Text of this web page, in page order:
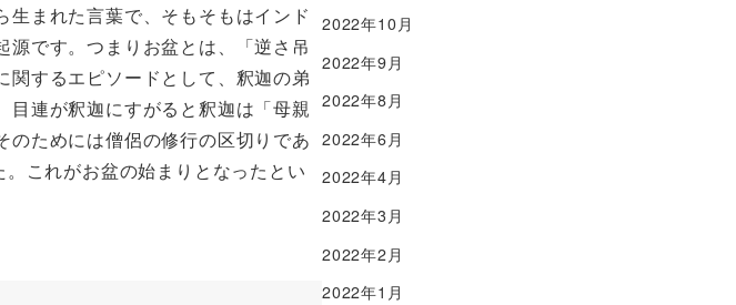
まれた言葉で、そもそもはインド
です。つまりお盆とは、「逆さ吊
関するエピソードとして、釈迦の弟
連が釈迦にすがると釈迦は「母親
のためには僧侶の修行の区切りであ
これがお盆の始まりとなったとい
2022年10月
2022年9月
2022年8月
2022年6月
2022年4月
2022年3月
2022年2月
2022年1月